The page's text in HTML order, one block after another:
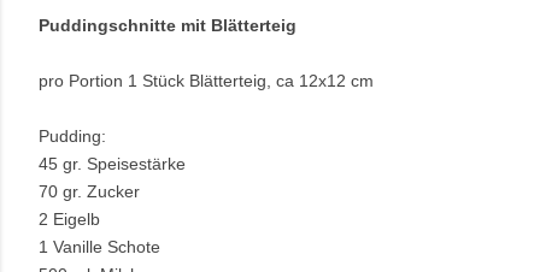
Puddingschnitte mit Blätterteig
pro Portion 1 Stück Blätterteig, ca 12x12 cm
Pudding:
45 gr. Speisestärke
70 gr. Zucker
2 Eigelb
1 Vanille Schote